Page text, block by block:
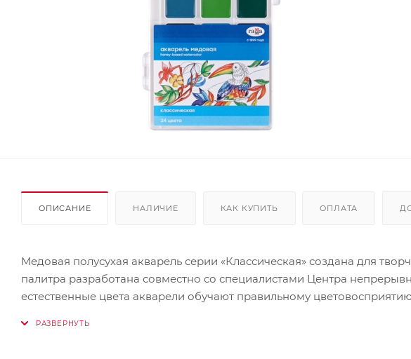
ОПИСАНИЕ НАЛИЧИЕ КАК КУПИТЬ ОПЛАТА
Медовая полусухая акварель серии «Классическая» создана для
палитра разработана совместно со специалистами Центра
естественные цвета акварели обучают правильному